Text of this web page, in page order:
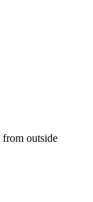
from outside